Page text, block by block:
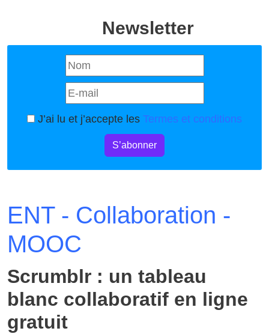
Newsletter
J’ai lu et j’accepte les Termes et conditions
S’abonner
ENT - Collaboration -
MOOC
Scrumblr : un tableau
blanc collaboratif en ligne
gratuit